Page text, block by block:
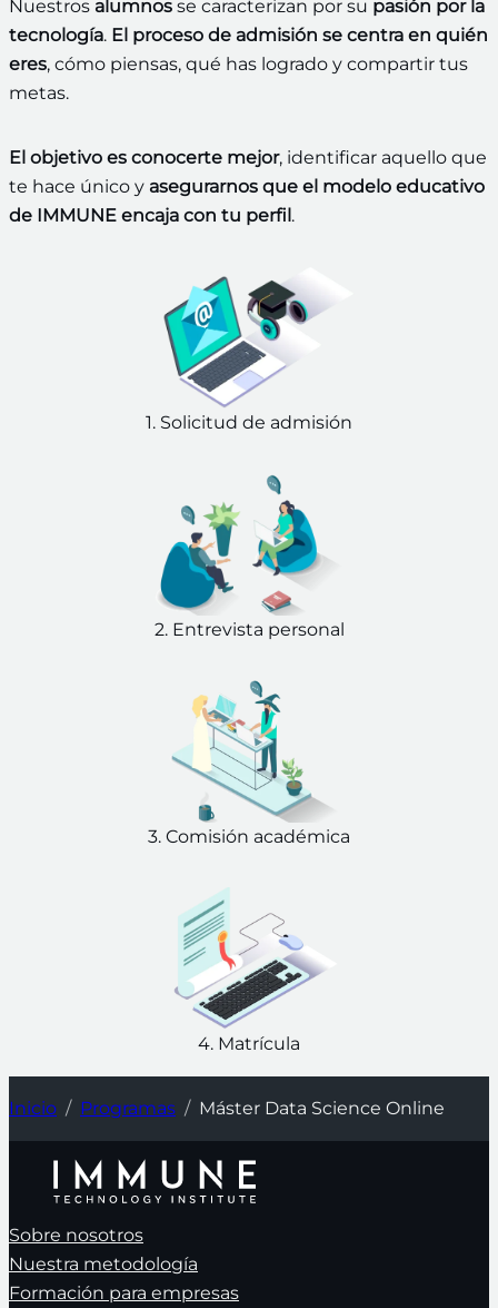
Nuestros alumnos se caracterizan por su pasión por la
tecnología. El proceso de admisión se centra en quién
eres, cómo piensas, qué has logrado y compartir tus
metas.
El objetivo es conocerte mejor, identificar aquello que
te hace único y asegurarnos que el modelo educativo
de IMMUNE encaja con tu perfil .
1. Solicitud de admisión
2. Entrevista personal
3. Comisión académica
4. Matrícula
Inicio Programas Máster Data Science Online
Sobre nosotros
Nuestra metodología
Formación para empresas